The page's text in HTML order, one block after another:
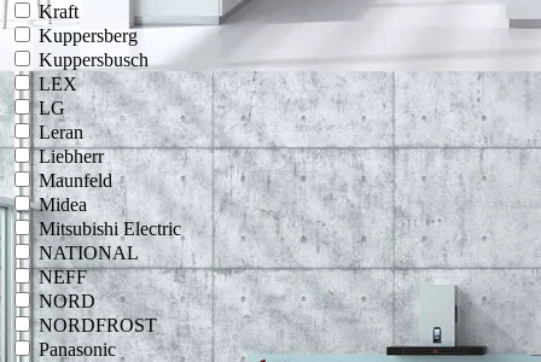
Kraft
Kuppersberg
Kuppersbusch
LEX
LG
Leran
Liebherr
Maunfeld
Midea
Mitsubishi Electric
NATIONAL
NEFF
NORD
NORDFROST
Panasonic